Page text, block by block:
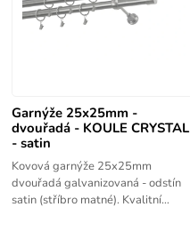
Garnýže 25x25mm -
dvouřadá - KOULE CRYSTAL
- satin
Kovová garnýže 25x25mm
dvouřadá galvanizovaná - odstín
satin (stříbro matné). Kvalitní